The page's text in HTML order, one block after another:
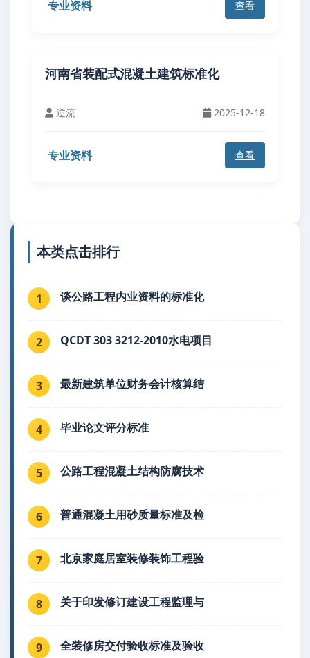
专业资料 查看
河南省装配式混凝土建筑标准化
逆流 2025-12-18
专业资料 查看
本类点击排行
1 谈公路工程内业资料的标准化
2 QCDT 303 3212-2010水电项目
3 最新建筑单位财务会计核算结
4 毕业论文评分标准
5 公路工程混凝土结构防腐技术
6 普通混凝土用砂质量标准及检
7 北京家庭居室装修装饰工程验
8 关于印发修订建设工程监理与
9 全装修房交付验收标准及验收